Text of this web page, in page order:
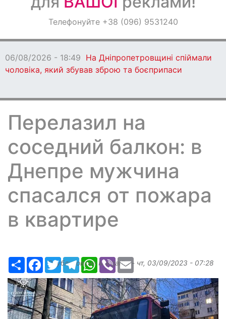
ОголошенняТелефонуйте +38 (096) 9531240
06/08/2026 - 18:49 На Дніпропетровщині спіймали
чоловіка, який збував зброю та боєприпаси
Перелазил на
соседний балкон: в
Днепре мужчина
спасался от пожара
в квартире
РесурсFacebook
TwitterTelegramWhatsApp
ViberEmail
Опубликовано Margarita- чт, 03/09/2023 - 07:28